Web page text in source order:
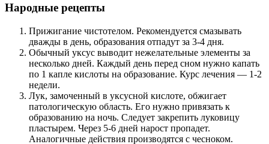
Народные рецепты
Прижигание чистотелом. Рекомендуется смазывать
дважды в день, образования отпадут за 3-4 дня.
Обычный уксус выводит нежелательные элементы за
несколько дней. Каждый день перед сном нужно капать
по 1 капле кислоты на образование. Курс лечения — 1-2
недели.
Лук, замоченный в уксусной кислоте, обжигает
патологическую область. Его нужно привязать к
образованию на ночь. Следует закрепить луковицу
пластырем. Через 5-6 дней нарост пропадет.
Аналогичные действия производятся с чесноком.